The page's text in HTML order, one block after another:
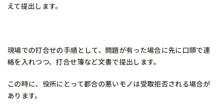
えて提出します。
現場での打合せの手順として、問題が有った場合に先に口頭で連
絡を入れつつ、打合せ簿など文書で提出します。
この時に、役所にとって都合の悪いモノは受取拒否される場合が
あります。